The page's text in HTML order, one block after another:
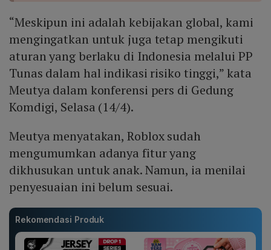
“Meskipun ini adalah kebijakan global, kami
mengingatkan untuk juga tetap mengikuti
aturan yang berlaku di Indonesia melalui PP
Tunas dalam hal indikasi risiko tinggi,” kata
Meutya dalam konferensi pers di Gedung
Komdigi, Selasa (14/4).
Meutya menyatakan, Roblox sudah
mengumumkan adanya fitur yang
dikhusukan untuk anak. Namun, ia menilai
penyesuaian ini belum sesuai.
Rekomendasi Produk